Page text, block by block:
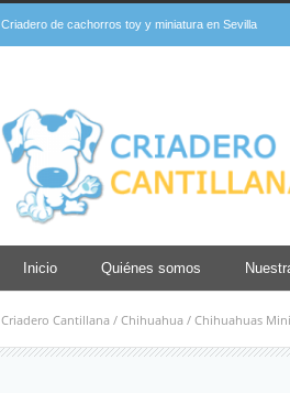
Criadero de cachorros toy y miniatura en Sevilla
Inicio Quiénes somos
Criadero Cantillana / Chihuahua / Chihuahuas